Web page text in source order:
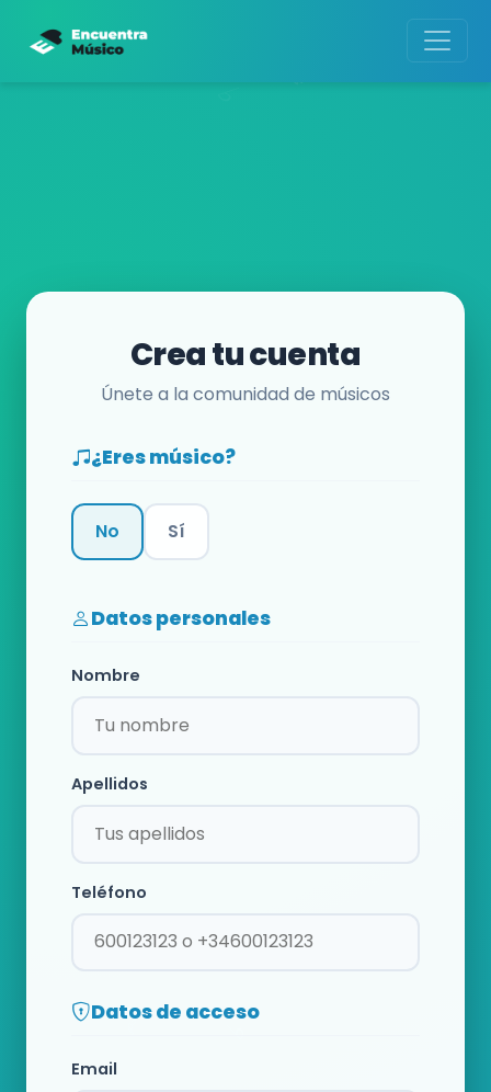
Crea tu cuenta
Únete a la comunidad de músicos
¿Eres músico?
No Sí
Datos personales
Nombre
Apellidos
Teléfono
Datos de acceso
Email